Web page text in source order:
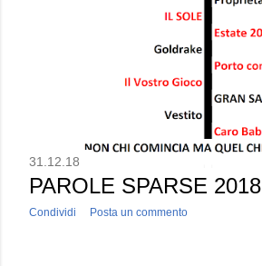
31.12.18
PAROLE SPARSE 2018
Condividi Posta un commento